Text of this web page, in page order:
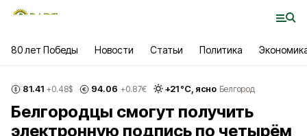
80 лет Победы Новости Статьи Политика
81.41 +0.48$ 94.06 +0.87€ +21°С, ясно Белгород
Белгородцы смогут получить
электронную подпись по четырём